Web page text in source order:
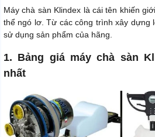
Máy chà sàn Klindex là cái tên khiến
thể ngó lơ. Từ các công trình xây dựng
sử dụng sản phẩm của hãng.
1. Bảng giá máy chà sàn
nhất